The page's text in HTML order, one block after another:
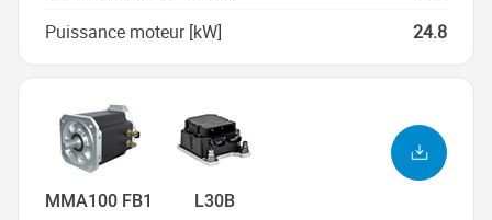
Puissance moteur [kW]
24.8
MMA100 FB1 L30B